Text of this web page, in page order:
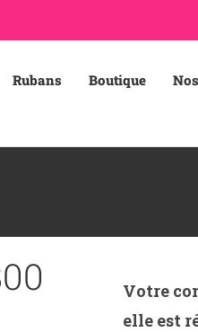
Rubans Boutique
Votre
elle est